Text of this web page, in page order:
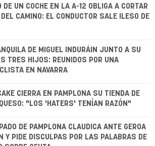
DE UN COCHE EN LA A-12 OBLIGA A CORTAR
CAMINO: EL CONDUCTOR SALE ILESO DE
DE MIGUEL INDURÁIN JUNTO A SU
TRES HIJOS: REUNIDOS POR UNA
EN NAVARRA
CIERRA EN PAMPLONA SU TIENDA DE
"LOS 'HATERS' TENÍAN RAZÓN"
DE PAMPLONA CLAUDICA ANTE GEROA
Y PIDE DISCULPAS POR LAS PALABRAS DE